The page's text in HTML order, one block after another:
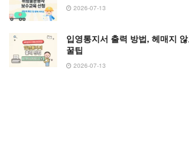
2026-07-13
입영통지서 출력 방법, 헤매지
꿀팁
2026-07-13